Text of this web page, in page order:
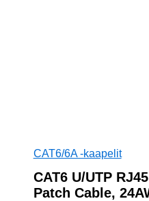
CAT6/6A -kaapelit
CAT6 U/UTP
Patch Cable,